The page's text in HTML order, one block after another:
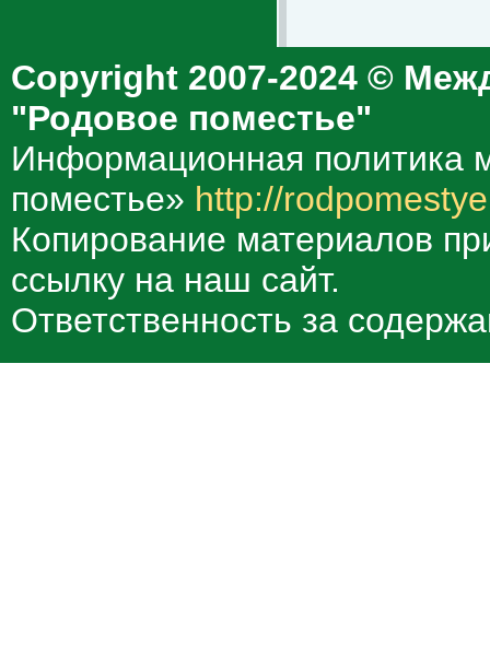
Copyright 2007-2024 ©
"Родовое поместье"
Информационная политика
поместье» http://
Копирование материалов
ссылку на наш сайт.
Ответственность за